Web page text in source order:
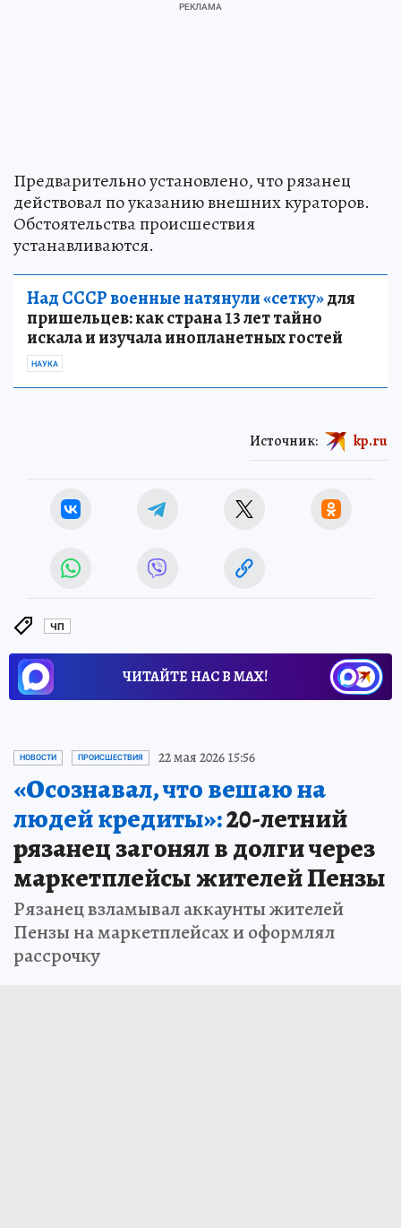
Предварительно установлено, что рязанец
действовал по указанию внешних кураторов.
Обстоятельства происшествия
устанавливаются.
Над СССР военные натянули «сетку»для
пришельцев: как страна 13 лет тайно
искала и изучала инопланетных гостей
НАУКА
Источник: kp.ru
ЧП
ЧИТАЙТЕ НАС В МАХ!
НОВОСТИ ПРОИСШЕСТВИЯ 22 мая 2026 15:56
«Осознавал, что вешаю на
людей кредиты»:20-летний
рязанец загонял в долги через
маркетплейсы жителей Пензы
Рязанец взламывал аккаунты жителей
Пензы на маркетплейсах и оформлял
рассрочку